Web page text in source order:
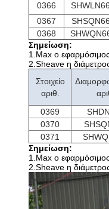
0366
0367
0368
Σημείωση:
1.Max ο
2.Sheave η
Στοιχείο
αριθ.
0369
0370
0371
Σημείωση:
1.Max ο
2.Sheave η